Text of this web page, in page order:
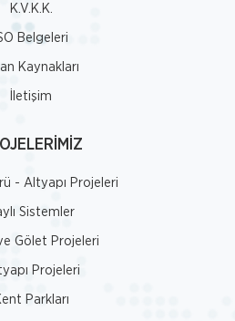
K.V.K.K.
Belgeleri
Kaynakları
İletişim
- Altyapı Projeleri
Sistemler
Gölet Projeleri
Projeleri
Parkları